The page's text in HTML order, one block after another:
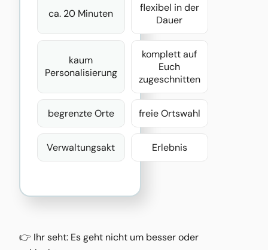
ca. 20 Minuten
flexibel in der
Dauer
kaum
Personalisierung
komplett auf
Euch
zugeschnitten
begrenzte Orte freie Ortswahl
Verwaltungsakt Erlebnis
👉 Ihr seht: Es geht nicht um besser oder